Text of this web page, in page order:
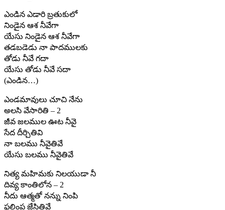
ఎండిన ఎడారి బ్రతుకులో
నిండైన ఆశ నీవేగా
యేసు నిండైన ఆశ నీవేగా
తడబడెడు నా పాదములకు
తోడు నీవే గదా
యేసు తోడు నీవే సదా
(ఎండిన…)
ఎండమావులు చూచి నేను
అలసి వేసారితి – 2
జీవ జలముల ఊట నీవై
సేద దీర్చితివి
నా బలము నీవైతివే
యేసు బలము నీవైతివే
నిత్య మహిమకు నిలయుడా నీ
దివ్య కాంతిలోన – 2
నీదు ఆత్మతో నన్ను నింపి
ఫలింప జేసితివే